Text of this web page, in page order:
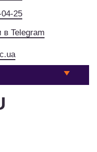
25
Telegram